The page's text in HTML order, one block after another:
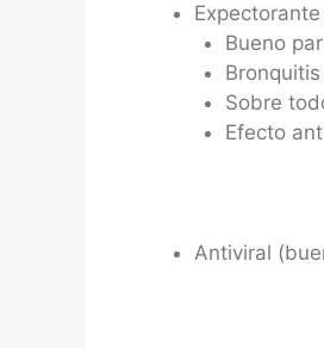
Expectorante
Bueno
Bronquitis
Sobre
Efecto
Antiviral